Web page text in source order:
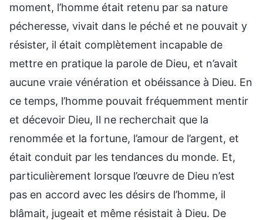
moment, l’homme était retenu par sa nature
pécheresse, vivait dans le péché et ne pouvait y
résister, il était complètement incapable de
mettre en pratique la parole de Dieu, et n’avait
aucune vraie vénération et obéissance à Dieu. En
ce temps, l’homme pouvait fréquemment mentir
et décevoir Dieu, Il ne recherchait que la
renommée et la fortune, l’amour de l’argent, et
était conduit par les tendances du monde. Et,
particulièrement lorsque l’œuvre de Dieu n’est
pas en accord avec les désirs de l’homme, il
blâmait, jugeait et même résistait à Dieu. De